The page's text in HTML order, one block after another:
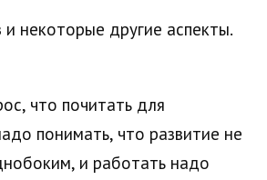
и некоторые другие аспекты.
что почитать для
понимать, что развитие не
и работать надо